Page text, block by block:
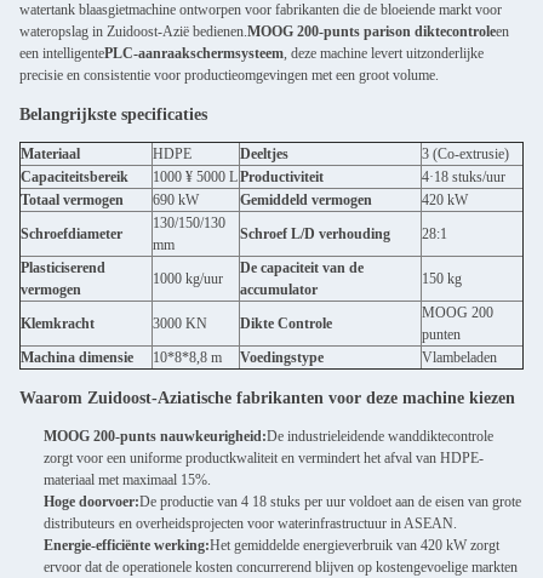
watertank blaasgietmachine ontworpen voor fabrikanten die de bloeiende markt voor
wateropslag in Zuidoost-Azië bedienen.MOOG 200-punts parison diktecontroleen
een intelligentePLC-aanraakschermsysteem, deze machine levert uitzonderlijke
precisie en consistentie voor productieomgevingen met een groot volume.
Belangrijkste specificaties
Materiaal HDPE Deeltjes
3 (Co-extrusie)
Capaciteitsbereik
1000 ¥ 5000 LProductiviteit
4·18 stuks/uur
Totaal vermogen
690 kW Gemiddeld vermogen
420 kW
Schroefdiameter
130/150/130
mm
Schroef L/D verhouding
28:1
Plasticiserend
vermogen
1000 kg/uur
De capaciteit van de
accumulator
150 kg
Klemkracht 3000 KN Dikte Controle
MOOG 200
punten
Machina dimensie
10*8*8,8 m Voedingstype Vlambeladen
Waarom Zuidoost-Aziatische fabrikanten voor deze machine kiezen
MOOG 200-punts nauwkeurigheid:De industrieleidende wanddiktecontrole
zorgt voor een uniforme productkwaliteit en vermindert het afval van HDPE-
materiaal met maximaal 15%.
Hoge doorvoer:De productie van 4 18 stuks per uur voldoet aan de eisen van grote
distributeurs en overheidsprojecten voor waterinfrastructuur in ASEAN.
Energie-efficiënte werking:Het gemiddelde energieverbruik van 420 kW zorgt
ervoor dat de operationele kosten concurrerend blijven op kostengevoelige markten